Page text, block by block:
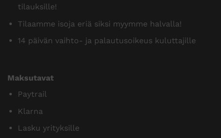
tilauksille!
Tilaamme isoja eriä siksi myymme halvalla!
14 päivän vaihto- ja palautusoikeus kuluttajille
Maksutavat
Paytrail
Klarna
Lasku yrityksille